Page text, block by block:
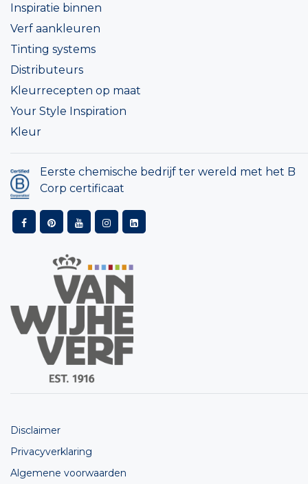
Inspiratie binnen
Verf aankleuren
Tinting systems
Distributeurs
Kleurrecepten op maat
Your Style Inspiration
Kleur
Eerste chemische bedrijf ter wereld met het B
Corp certificaat
Disclaimer
Privacyverklaring
Algemene voorwaarden